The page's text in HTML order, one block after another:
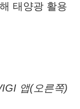
해 태양광 활용
앱(오른쪽)